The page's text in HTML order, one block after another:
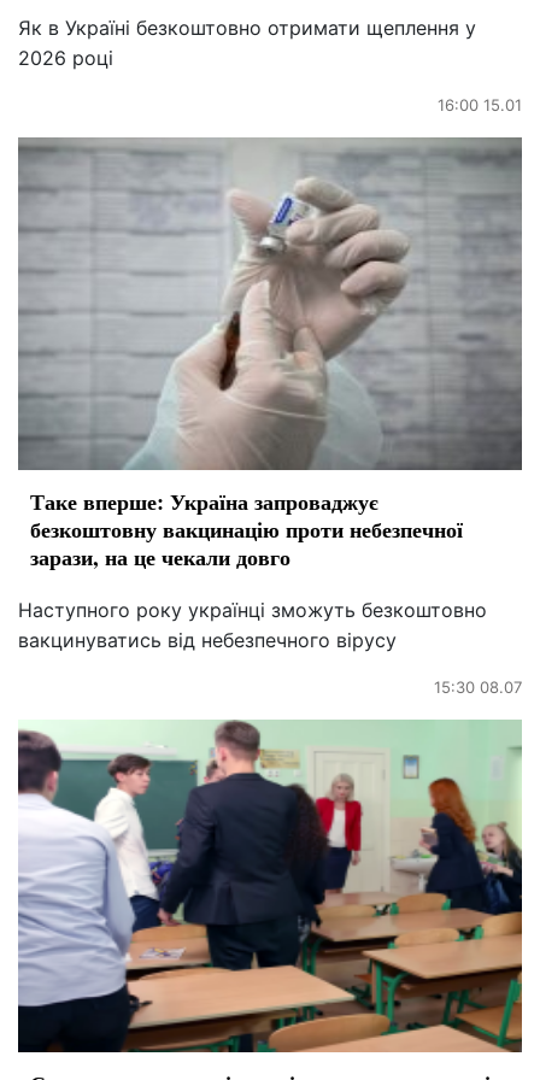
Як в Україні безкоштовно отримати щеплення у
2026 році
16:00 15.01
Таке вперше: Україна запроваджує
безкоштовну вакцинацію проти небезпечної
зарази, на це чекали довго
Наступного року українці зможуть безкоштовно
вакцинуватись від небезпечного вірусу
15:30 08.07